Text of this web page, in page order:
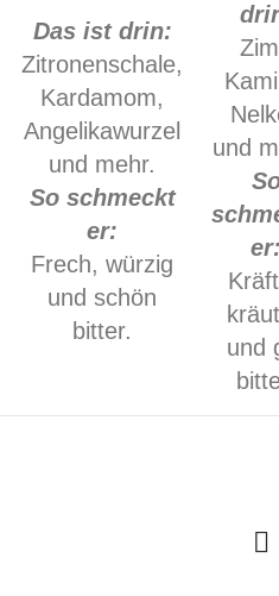
Das ist drin:
Zitronenschale,
Kardamom,
Angelikawurzel
und mehr.
So schmeckt
er:
Frech, würzig
und schön
bitter.
und
und